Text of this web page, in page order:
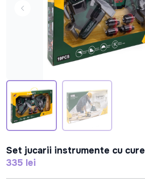
Set jucarii instrumente cu
335 lei